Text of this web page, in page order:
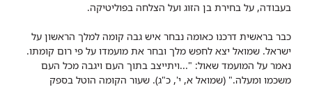
בעבודה, על בחירת בן הזוג ועל הצלחה בפוליטיקה.
כבר בראשית דרכנו כאומה נבחר איש גבה קומה למלך הראשון על
ישראל. שמואל יצא לחפש מלך ובחר את מועמדו על פי רום קומתו.
נאמר על המועמד שאול: "...ויתייצב בתוך העם ויגבה מכל העם
משכמו ומעלה." (שמואל א, י', כ"ג). שעור הקומה הוטל בספק